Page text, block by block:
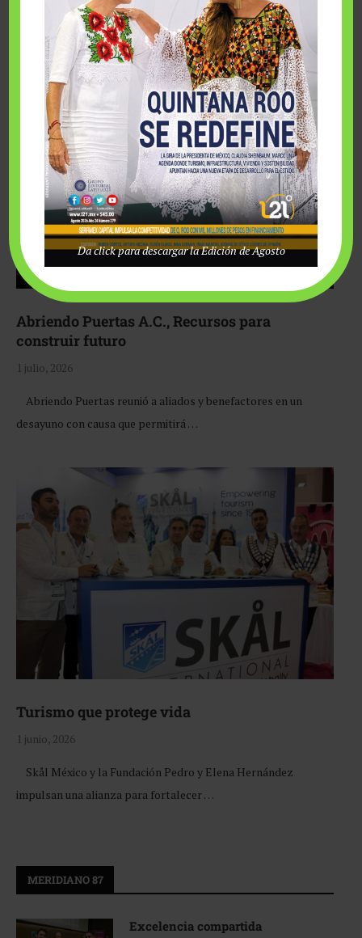
Fairmont Mayakoba y Make-A-Wish México unieron
esfuerzos para hacer realidad el deseo de una …
Abriendo Puertas A.C., Recursos para
construir futuro
1 julio, 2026
Abriendo Puertas reunió a aliados y benefactores en un
desayuno con causa que permitirá …
Turismo que protege vida
1 junio, 2026
Skål México y la Fundación Pedro y Elena Hernández
impulsan una alianza para fortalecer …
MERIDIANO 87
Excelencia compartida
Da click para descargar la Edición de Agosto